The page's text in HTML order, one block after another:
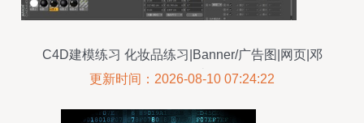
C4D建模练习 化妆品练习|Banner/广告图|网页|邓
勇 - 原创设计作品
更新时间：2026-08-10 07:24:22